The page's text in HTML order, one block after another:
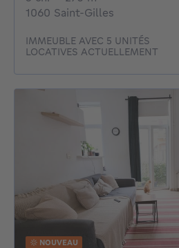
1060 Saint-Gilles
IMMEUBLE AVEC 5 UNITÉS
LOCATIVES ACTUELLEMENT
NOUVEAU